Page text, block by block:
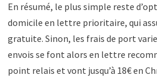
En résumé, le plus simple reste
domicile en lettre prioritaire, qui
gratuite. Sinon, les frais de port
envois se font alors en lettre
point relais et vont jusqu’à 18€ en